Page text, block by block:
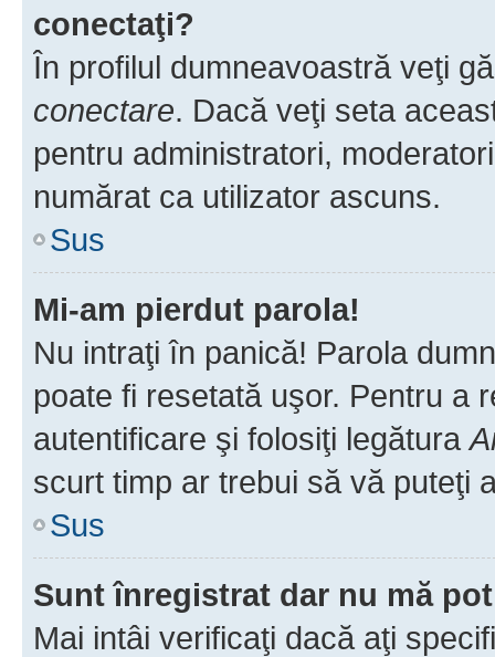
conectaţi?
În profilul dumneavoastră veţi
conectare. Dacă veţi seta
pentru administratori,
numărat ca utilizator ascuns.
Sus
Mi-am pierdut parola!
Nu intraţi în panică! Parola
poate fi resetată uşor. Pentru a
autentificare şi folosiţi legătura
scurt timp ar trebui să vă puteţi
Sus
Sunt înregistrat dar nu mă
Mai intâi verificaţi dacă aţi